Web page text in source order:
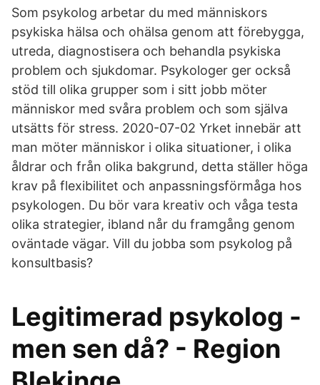
Som psykolog arbetar du med människors
psykiska hälsa och ohälsa genom att förebygga,
utreda, diagnostisera och behandla psykiska
problem och sjukdomar. Psykologer ger också
stöd till olika grupper som i sitt jobb möter
människor med svåra problem och som själva
utsätts för stress. 2020-07-02 Yrket innebär att
man möter människor i olika situationer, i olika
åldrar och från olika bakgrund, detta ställer höga
krav på flexibilitet och anpassningsförmåga hos
psykologen. Du bör vara kreativ och våga testa
olika strategier, ibland når du framgång genom
oväntade vägar. Vill du jobba som psykolog på
konsultbasis?
Legitimerad psykolog -
men sen då? - Region